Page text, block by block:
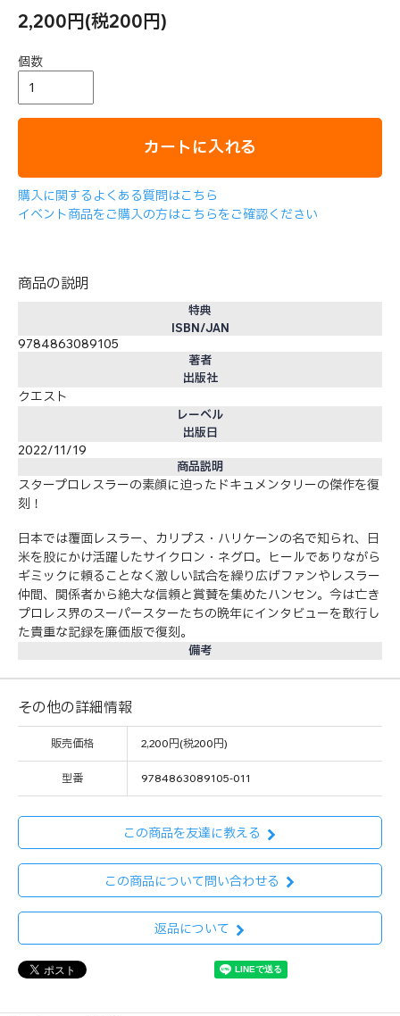
2,200円(税200円)
個数
カートに入れる
購入に関するよくある質問はこちら
イベント商品をご購入の方はこちらをご確認ください
商品の説明
特典
ISBN/JAN
9784863089105
著者
出版社
クエスト
レーベル
出版日
2022/11/19
商品説明
スタープロレスラーの素顔に迫ったドキュメンタリーの傑作を復
刻！
日本では覆面レスラー、カリプス・ハリケーンの名で知られ、日
米を股にかけ活躍したサイクロン・ネグロ。ヒールでありながら
ギミックに頼ることなく激しい試合を繰り広げファンやレスラー
仲間、関係者から絶大な信頼と賞賛を集めたハンセン。今は亡き
プロレス界のスーパースターたちの晩年にインタビューを敢行し
た貴重な記録を廉価版で復刻。
備考
その他の詳細情報
販売価格 2,200円(税200円)
型番 9784863089105-011
この商品を友達に教える
この商品について問い合わせる
返品について